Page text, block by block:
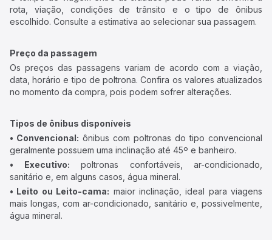
rota, viação, condições de trânsito e o tipo de ônibus
escolhido. Consulte a estimativa ao selecionar sua passagem.
Preço da passagem
Os preços das passagens variam de acordo com a viação,
data, horário e tipo de poltrona. Confira os valores atualizados
no momento da compra, pois podem sofrer alterações.
Tipos de ônibus disponíveis
• Convencional: ônibus com poltronas do tipo convencional
geralmente possuem uma inclinação até 45º e banheiro.
• Executivo: poltronas confortáveis, ar-condicionado,
sanitário e, em alguns casos, água mineral.
• Leito ou Leito-cama: maior inclinação, ideal para viagens
mais longas, com ar-condicionado, sanitário e, possivelmente,
água mineral.